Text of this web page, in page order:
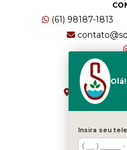
(61) 98187-1813
CRS 511 Sul,
Brasília - DF
Insira seu